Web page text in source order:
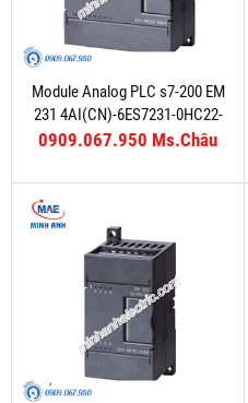
Module Analog PLC s7-200 EM
231 4AI(CN)-6ES7231-0HC22-
0XA8
0909.067.950 Ms.Châu